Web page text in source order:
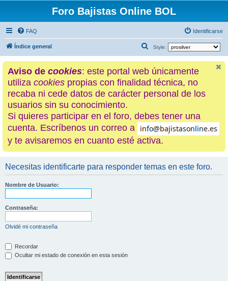
Foro Bajistas Online BOL
FAQ Identificarse
Índice general Style:
u
c
a
Aviso de cookies: este portal web únicamente
utiliza cookies propias con finalidad técnica, no
recaba ni cede datos de carácter personal de los
usuarios sin su conocimiento.
Si quieres participar en el foro, debes tener una
cuenta. Escríbenos un correo a
y te avisaremos en cuanto esté activa.
Necesitas identificarte para responder temas en este foro.
Nombre de Usuario:
Contraseña:
Olvidé mi contraseña
Recordar
Ocultar mi estado de conexión en esta sesión